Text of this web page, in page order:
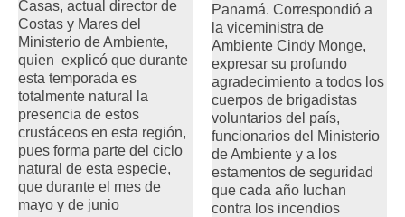
Casas, actual director de
Costas y Mares del
Ministerio de Ambiente,
quien explicó que durante
esta temporada es
totalmente natural la
presencia de estos
crustáceos en esta región,
pues forma parte del ciclo
natural de esta especie,
que durante el mes de
mayo y de junio
Panamá. Correspondió a
la viceministra de
Ambiente Cindy Monge,
expresar su profundo
agradecimiento a todos los
cuerpos de brigadistas
voluntarios del país,
funcionarios del Ministerio
de Ambiente y a los
estamentos de seguridad
que cada año luchan
contra los incendios